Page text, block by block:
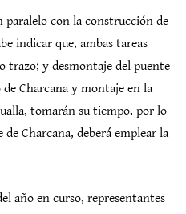
paralelo con la construcción de
indicar que, ambas tareas
trazo; y desmontaje del puente
Charcana y montaje en la
tomarán su tiempo, por lo
Charcana, deberá emplear la
año en curso, representantes